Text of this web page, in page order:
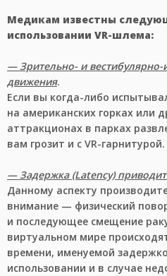
Медикам известны
использовании VR-шлема:
— Зрительно- и
движения.
Если вы когда-либо
на американских горках или
аттракционах в парках
вам грозит и с VR-гарнитурой.
— Задержка (Latency)
Данному аспекту
внимание — физический
и последующее смещение
виртуальном мире
времени, именуемой
использовании и в случае